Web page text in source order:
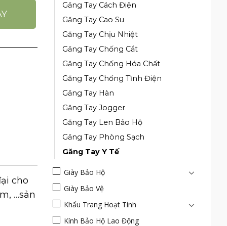
cho
…sản
Găng Tay Cách Điện
Găng Tay Cao Su
Găng Tay Chịu Nhiệt
Găng Tay Chống Cắt
Găng Tay Chống Hóa Chất
Găng Tay Chống Tĩnh Điện
Găng Tay Hàn
Găng Tay Jogger
Găng Tay Len Bảo Hộ
Găng Tay Phòng Sạch
Găng Tay Y Tế
Giày Bảo Hộ
Giày Bảo Vệ
Khẩu Trang Hoạt Tính
Kính Bảo Hộ Lao Động